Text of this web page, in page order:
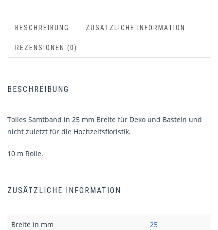
BESCHREIBUNG ZUSÄTZLICHE INFORMATION
REZENSIONEN (0)
BESCHREIBUNG
Tolles Samtband in 25 mm Breite für Deko und Basteln und
nicht zuletzt für die Hochzeitsfloristik.
10 m Rolle.
ZUSÄTZLICHE INFORMATION
Breite in mm 25